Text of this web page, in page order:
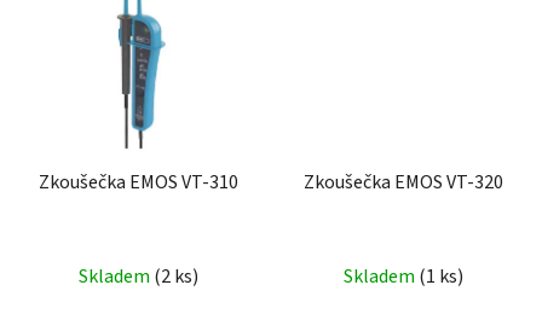
Zkoušečka EMOS VT-310
Skladem (2 ks)
Zkoušečka EMOS VT-320
Skladem (1 ks)